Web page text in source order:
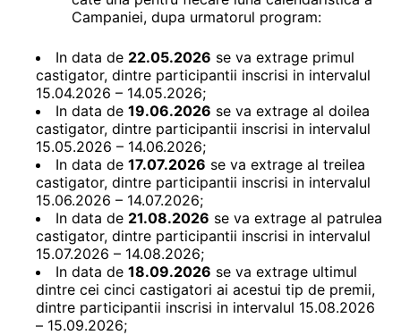
Campaniei, dupa urmatorul program:
In data de 22.05.2026 se va extrage primul
castigator, dintre participantii inscrisi in intervalul
15.04.2026 – 14.05.2026;
In data de 19.06.2026 se va extrage al doilea
castigator, dintre participantii inscrisi in intervalul
15.05.2026 – 14.06.2026;
In data de 17.07.2026 se va extrage al treilea
castigator, dintre participantii inscrisi in intervalul
15.06.2026 – 14.07.2026;
In data de 21.08.2026 se va extrage al patrulea
castigator, dintre participantii inscrisi in intervalul
15.07.2026 – 14.08.2026;
In data de 18.09.2026 se va extrage ultimul
dintre cei cinci castigatori ai acestui tip de premii,
dintre participantii inscrisi in intervalul 15.08.2026
– 15.09.2026;